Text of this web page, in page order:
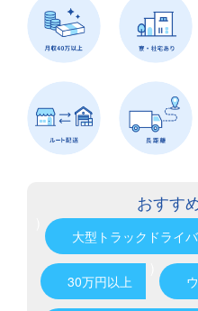
おすす
大型トラックドライ
30万円以上